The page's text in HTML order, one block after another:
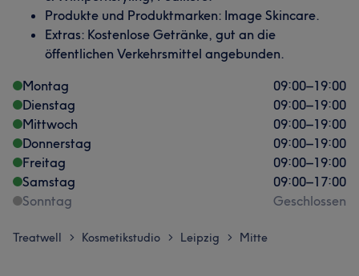
Produkte und Produktmarken: Image Skincare.
Extras: Kostenlose Getränke, gut an die
öffentlichen Verkehrsmittel angebunden.
Montag
09:00–19:00
Dienstag
09:00–19:00
Mittwoch
09:00–19:00
Donnerstag
09:00–19:00
Freitag
09:00–19:00
Samstag
09:00–17:00
Sonntag
Geschlossen
Treatwell > Kosmetikstudio > Leipzig > Mitte